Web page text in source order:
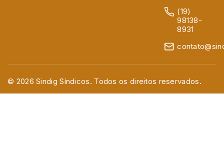
(19)
98138-
8931
© 2026 Sindig Síndicos. Todos os direitos reservados.